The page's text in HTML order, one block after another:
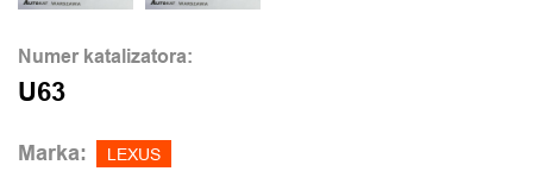
Numer katalizatora:
U63
Marka: LEXUS